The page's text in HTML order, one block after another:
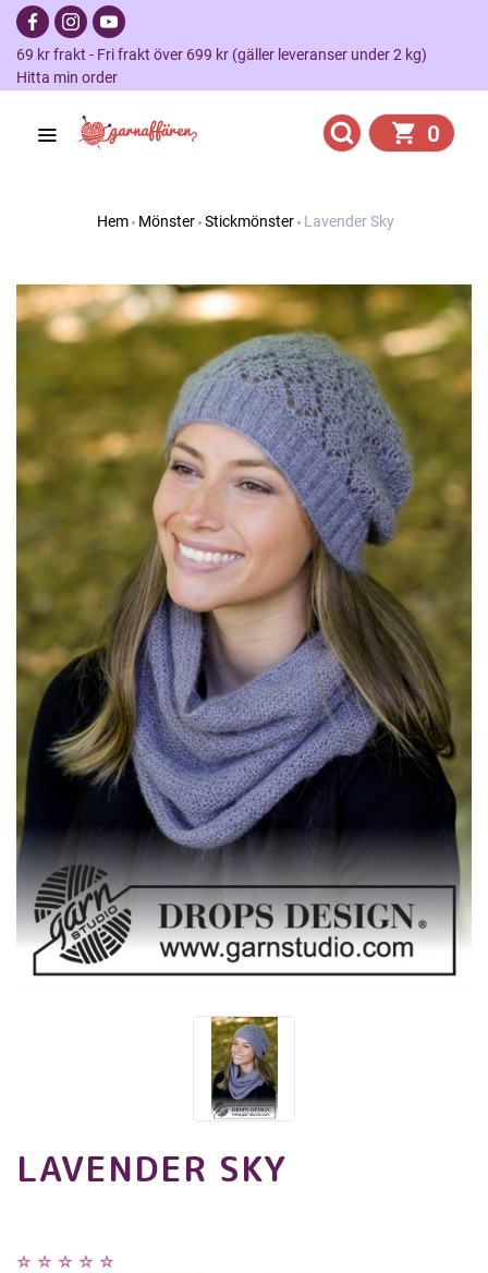
69 kr frakt - Fri frakt över 699 kr (gäller leveranser under 2 kg)
Hitta min order
0
Hem Mönster Stickmönster Lavender Sky
LAVENDER SKY